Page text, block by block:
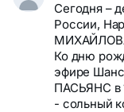
Сегодня –
России,
Ко дню
эфире
ПАСЬЯНС в
- сольный